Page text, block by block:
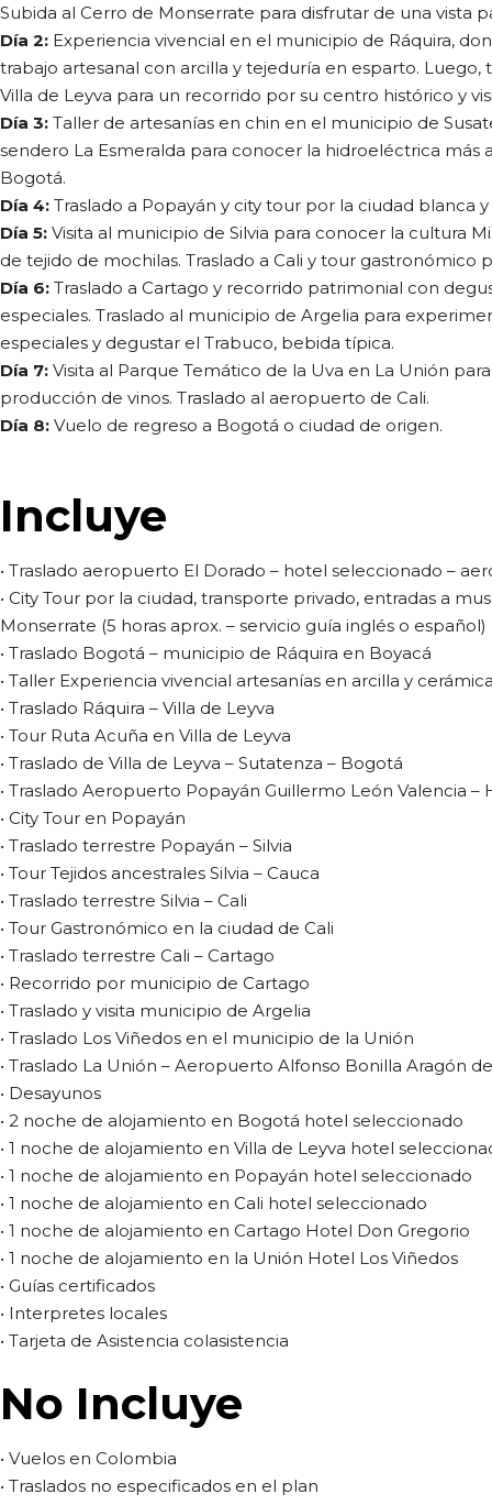
Subida al Cerro de Monserrate para disfrutar de una vista
Día 2: Experiencia vivencial en el municipio de Ráquira,
trabajo artesanal con arcilla y tejeduría en esparto. Luego,
Villa de Leyva para un recorrido por su centro histórico y
Día 3: Taller de artesanías en chin en el municipio de
sendero La Esmeralda para conocer la hidroeléctrica más
Bogotá.
Día 4: Traslado a Popayán y city tour por la ciudad blanca
Día 5: Visita al municipio de Silvia para conocer la cultura
de tejido de mochilas. Traslado a Cali y tour gastronómico
Día 6: Traslado a Cartago y recorrido patrimonial con
especiales. Traslado al municipio de Argelia para
especiales y degustar el Trabuco, bebida típica.
Día 7: Visita al Parque Temático de la Uva en La Unión
producción de vinos. Traslado al aeropuerto de Cali.
Día 8: Vuelo de regreso a Bogotá o ciudad de origen.
Incluye
• Traslado aeropuerto El Dorado – hotel seleccionado –
• City Tour por la ciudad, transporte privado, entradas a
Monserrate (5 horas aprox. – servicio guía inglés o español)
• Traslado Bogotá – municipio de Ráquira en Boyacá
• Taller Experiencia vivencial artesanías en arcilla y
• Traslado Ráquira – Villa de Leyva
• Tour Ruta Acuña en Villa de Leyva
• Traslado de Villa de Leyva – Sutatenza – Bogotá
• Traslado Aeropuerto Popayán Guillermo León Valencia –
• City Tour en Popayán
• Traslado terrestre Popayán – Silvia
• Tour Tejidos ancestrales Silvia – Cauca
• Traslado terrestre Silvia – Cali
• Tour Gastronómico en la ciudad de Cali
• Traslado terrestre Cali – Cartago
• Recorrido por municipio de Cartago
• Traslado y visita municipio de Argelia
• Traslado Los Viñedos en el municipio de la Unión
• Traslado La Unión – Aeropuerto Alfonso Bonilla Aragón
• Desayunos
• 2 noche de alojamiento en Bogotá hotel seleccionado
• 1 noche de alojamiento en Villa de Leyva hotel
• 1 noche de alojamiento en Popayán hotel seleccionado
• 1 noche de alojamiento en Cali hotel seleccionado
• 1 noche de alojamiento en Cartago Hotel Don Gregorio
• 1 noche de alojamiento en la Unión Hotel Los Viñedos
• Guías certificados
• Interpretes locales
• Tarjeta de Asistencia colasistencia
No Incluye
• Vuelos en Colombia
• Traslados no especificados en el plan